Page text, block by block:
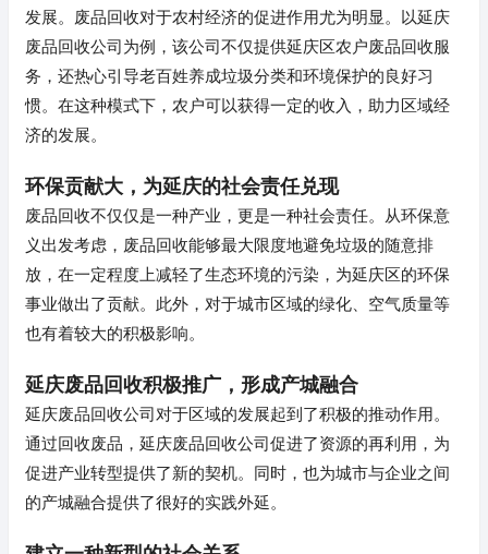
发展。废品回收对于农村经济的促进作用尤为明显。以延庆
废品回收公司为例，该公司不仅提供延庆区农户废品回收服
务，还热心引导老百姓养成垃圾分类和环境保护的良好习
惯。在这种模式下，农户可以获得一定的收入，助力区域经
济的发展。
环保贡献大，为延庆的社会责任兑现
废品回收不仅仅是一种产业，更是一种社会责任。从环保意
义出发考虑，废品回收能够最大限度地避免垃圾的随意排
放，在一定程度上减轻了生态环境的污染，为延庆区的环保
事业做出了贡献。此外，对于城市区域的绿化、空气质量等
也有着较大的积极影响。
延庆废品回收积极推广，形成产城融合
延庆废品回收公司对于区域的发展起到了积极的推动作用。
通过回收废品，延庆废品回收公司促进了资源的再利用，为
促进产业转型提供了新的契机。同时，也为城市与企业之间
的产城融合提供了很好的实践外延。